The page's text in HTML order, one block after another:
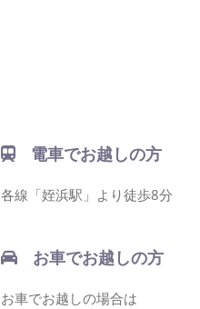
電車でお越しの方
各線「姪浜駅」より徒歩8分
お車でお越しの方
お車でお越しの場合は